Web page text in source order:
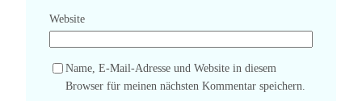
Website
Name, E-Mail-Adresse und Website in diesem
Browser für meinen nächsten Kommentar speichern.